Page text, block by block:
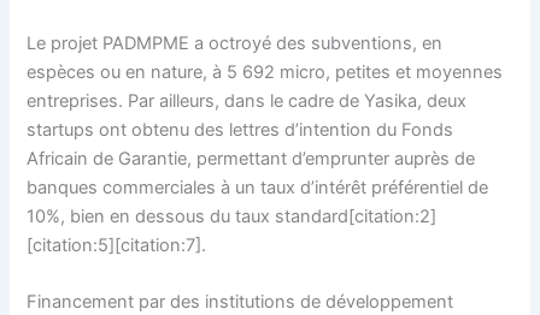
Le projet PADMPME a octroyé des subventions, en
espèces ou en nature, à 5 692 micro, petites et moyennes
entreprises. Par ailleurs, dans le cadre de Yasika, deux
startups ont obtenu des lettres d’intention du Fonds
Africain de Garantie, permettant d’emprunter auprès de
banques commerciales à un taux d’intérêt préférentiel de
10%, bien en dessous du taux standard[citation:2]
[citation:5][citation:7].
Financement par des institutions de développement